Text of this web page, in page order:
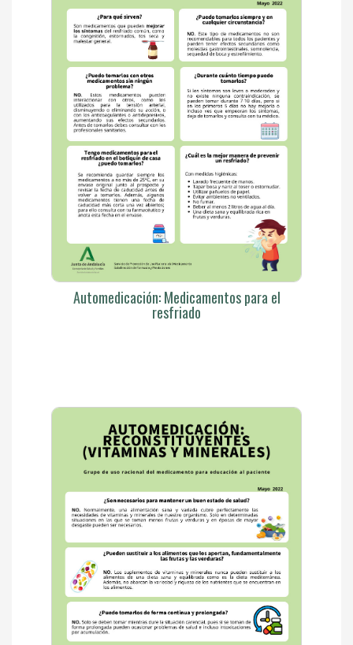
Automedicación: Medicamentos para el
resfriado